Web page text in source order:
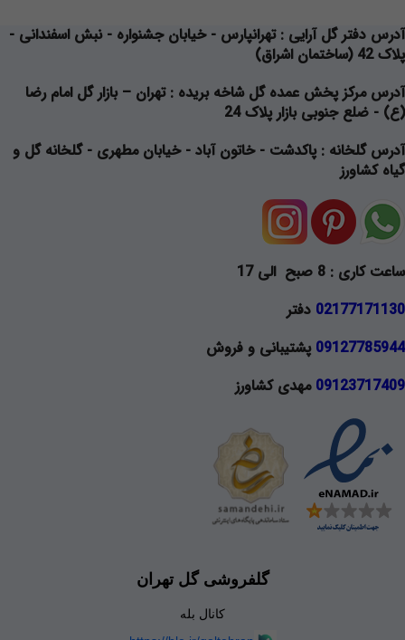
آدرس دفتر گل آرایی : تهرانپارس - خیابان جشنواره - نبش اسفندانی -
پلاک 42 (ساختمان اشراق)
آدرس مرکز پخش عمده گل شاخه بریده : تهران – بازار گل امام رضا
(ع) - ضلع جنوبی بازار پلاک 24
آدرس گلخانه : پاکدشت - خاتون آباد - خیابان مطهری - گلخانه گل و
گیاه کشاورز
ساعت کاری : 8 صبح الی 17
02177171130 دفتر
09127785944 پشتیبانی و فروش
09123717409 مهدی کشاورز
گلفروشی گل تهران
کانال بله